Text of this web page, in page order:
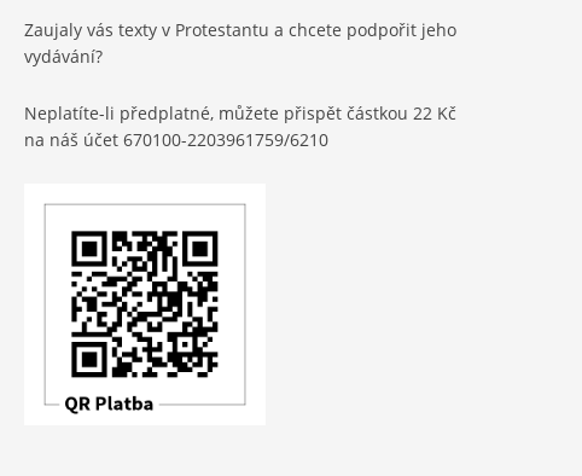
Zaujaly vás texty v Protestantu a chcete podpořit jeho
vydávání?
Neplatíte-li předplatné, můžete přispět částkou 22 Kč
na náš účet 670100-2203961759/6210